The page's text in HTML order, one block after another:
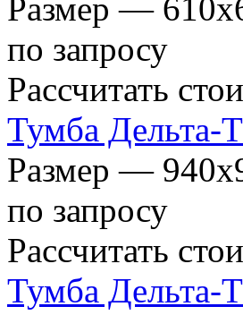
Размер —
по запросу
Рассчитать
Тумба Дельта-
Размер —
по запросу
Рассчитать
Тумба Дельта-